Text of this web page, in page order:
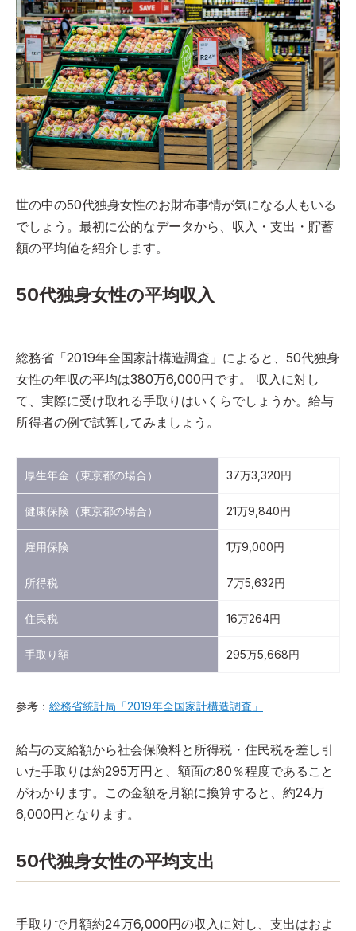
世の中の50代独身女性のお財布事情が気になる人もいる
でしょう。最初に公的なデータから、収入・支出・貯蓄
額の平均値を紹介します。
50代独身女性の平均収入
総務省「2019年全国家計構造調査」によると、50代独身
女性の年収の平均は380万6,000円です。 収入に対し
て、実際に受け取れる手取りはいくらでしょうか。給与
所得者の例で試算してみましょう。
厚生年金（東京都の場合） 37万3,320円
健康保険（東京都の場合） 21万9,840円
雇用保険 1万9,000円
所得税 7万5,632円
住民税 16万264円
手取り額 295万5,668円
参考： 総務省統計局「2019年全国家計構造調査」
給与の支給額から社会保険料と所得税・住民税を差し引
いた手取りは約295万円と、額面の80％程度であること
がわかります。この金額を月額に換算すると、約24万
6,000円となります。
50代独身女性の平均支出
手取りで月額約24万6,000円の収入に対し、支出はおよ